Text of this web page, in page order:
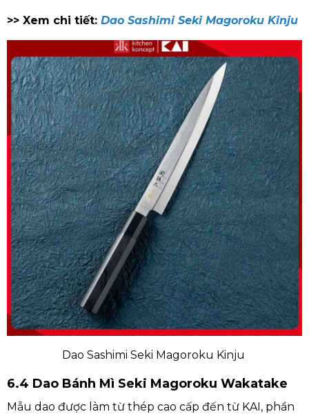
>> Xem chi tiết: Dao Sashimi Seki Magoroku Kinju
Dao Sashimi Seki Magoroku Kinju
6.4 Dao Bánh Mì Seki Magoroku Wakatake
Mẫu dao được làm từ thép cao cấp đến từ KAI, phần